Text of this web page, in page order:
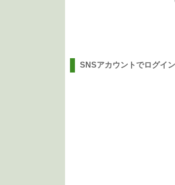
SNSアカウントでログイン